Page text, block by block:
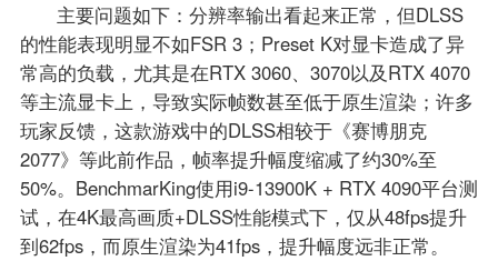
主要问题如下：分辨率输出看起来正常，但DLSS
的性能表现明显不如FSR 3；Preset K对显卡造成了异
常高的负载，尤其是在RTX 3060、3070以及RTX 4070
等主流显卡上，导致实际帧数甚至低于原生渲染；许多
玩家反馈，这款游戏中的DLSS相较于《赛博朋克
2077》等此前作品，帧率提升幅度缩减了约30%至
50%。BenchmarKing使用i9-13900K + RTX 4090平台测
试，在4K最高画质+DLSS性能模式下，仅从48fps提升
到62fps，而原生渲染为41fps，提升幅度远非正常。